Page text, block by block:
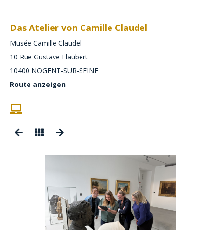
Das Atelier von Camille Claudel
Musée Camille Claudel
10 Rue Gustave Flaubert
10400 NOGENT-SUR-SEINE
Route anzeigen